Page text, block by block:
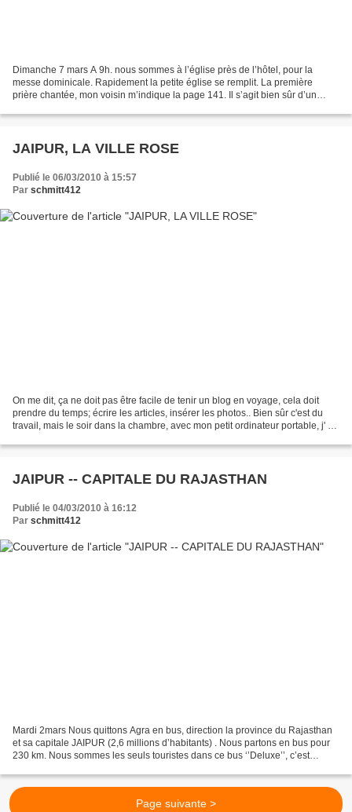
Dimanche 7 mars A 9h. nous sommes à l’église près de l’hôtel, pour la
messe dominicale. Rapidement la petite église se remplit. La première
prière chantée, mon voisin m’indique la page 141. Il s’agit bien sûr d’un
JAIPUR, LA VILLE ROSE
Publié le 06/03/2010 à 15:57
Par schmitt412
On me dit, ça ne doit pas être facile de tenir un blog en voyage, cela doit
prendre du temps; écrire les articles, insérer les photos.. Bien sûr c'est du
travail, mais le soir dans la chambre, avec mon petit ordinateur portable, j' ai
JAIPUR -- CAPITALE DU RAJASTHAN
Publié le 04/03/2010 à 16:12
Par schmitt412
Mardi 2mars Nous quittons Agra en bus, direction la province du Rajasthan
et sa capitale JAIPUR (2,6 millions d’habitants) . Nous partons en bus pour
230 km. Nous sommes les seuls touristes dans ce bus ‘’Deluxe’’, c’est
Page suivante >